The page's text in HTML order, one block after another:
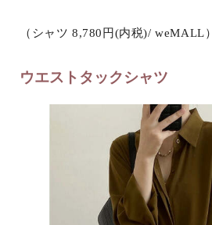
（シャツ 8,780円(内税)/ weMALL）
ウエストタックシャツ